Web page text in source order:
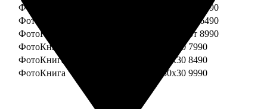
ФотоКнига "Премиум" 25x25
от 5990
ФотоКнига "Премиум" 30x30
от 6490
ФотоКнига "Премиум" 30x45
от 8990
ФотоКнига "Премиум" Свадебная 20x20 7990
ФотоКнига "Премиум" Свадебная 20x30 8490
ФотоКнига "Премиум" Свадебная 30x30 9990